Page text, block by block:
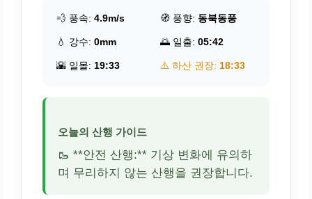
💨 풍속: 4.9m/s 🧭 풍향: 동북동풍
💧 강수: 0mm 🌅 일출: 05:42
🌇 일몰: 19:33 ⚠️ 하산 권장: 18:33
오늘의 산행 가이드
🥾 **안전 산행:** 기상 변화에 유의하
며 무리하지 않는 산행을 권장합니다.